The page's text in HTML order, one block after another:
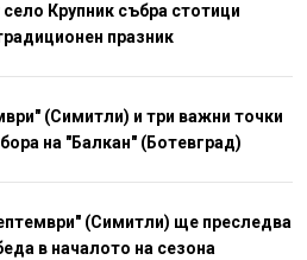
Крупник събра стотици
празник
(Симитли) и три важни точки
на "Балкан" (Ботевград)
(Симитли) ще преследва
в началото на сезона